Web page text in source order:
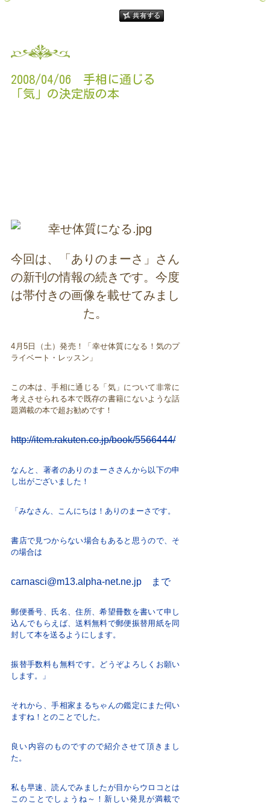
2008/04/06 手相に通じる
「気」の決定版の本
今回は、「ありのまーさ」さん
の新刊の情報の続きです。今度
は帯付きの画像を載せてみまし
た。
4月5日（土）発売！「幸せ体質になる！気のプ
ライベート・レッスン」
この本は、手相に通じる「気」について非常に
考えさせられる本で既存の書籍にないような話
題満載の本で超お勧めです！
http://item.rakuten.co.jp/book/5566444/
なんと、著者のありのまーささんから以下の申
し出がございました！
「みなさん、こんにちは！ありのまーさです。
書店で見つからない場合もあると思うので、そ
の場合は
carnasci@m13.alpha-net.ne.jp まで
郵便番号、氏名、住所、希望冊数を書いて申し
込んでもらえば、送料無料で郵便振替用紙を同
封して本を送るようにします。
振替手数料も無料です。どうぞよろしくお願い
します。」
それから、手相家まるちゃんの鑑定にまた伺い
ますね！とのことでした。
良い内容のものですので紹介させて頂きまし
た。
私も早速、読んでみましたが目からウロコとは
このことでしょうね～！新しい発見が満載で